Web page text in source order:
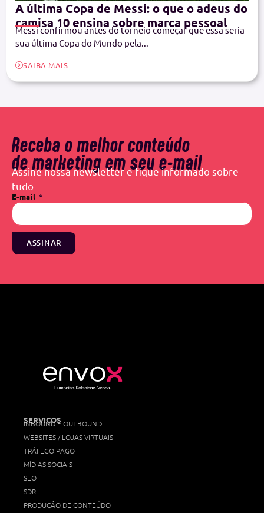
A última Copa de Messi: o que o adeus do
camisa 10 ensina sobre marca pessoal
Messi confirmou antes do torneio começar que essa seria
sua última Copa do Mundo pela...
SAIBA MAIS
Receba o melhor conteúdo
de marketing em seu e-mail
Assine nossa newsletter e fique informado sobre
tudo
E-mail
ASSINAR
SERVIÇOS
INBOUND E OUTBOUND
WEBSITES / LOJAS VIRTUAIS
TRÁFEGO PAGO
MÍDIAS SOCIAIS
SEO
SDR
PRODUÇÃO DE CONTEÚDO